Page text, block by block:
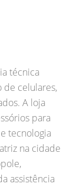
técnica
de celulares,
A loja
para
tecnologia
na cidade
assistência